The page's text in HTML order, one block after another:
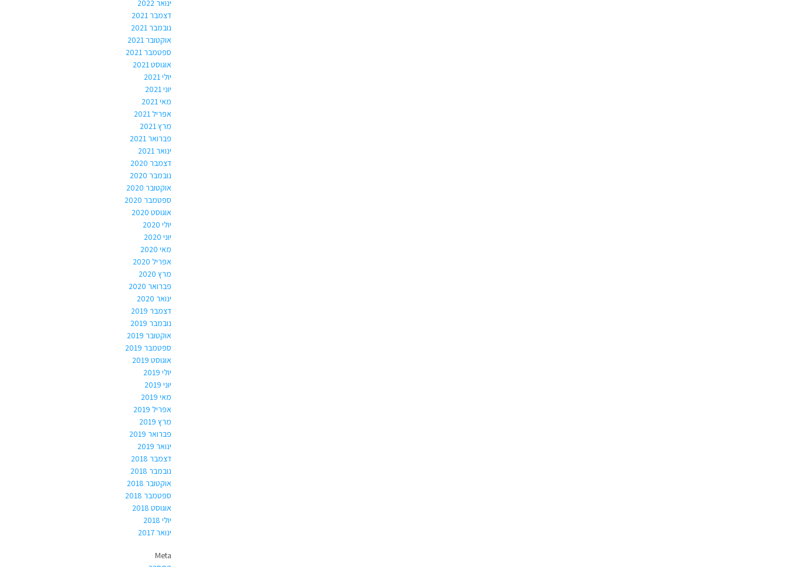
ינואר 2022
דצמבר 2021
נובמבר 2021
אוקטובר 2021
ספטמבר 2021
אוגוסט 2021
יולי 2021
יוני 2021
מאי 2021
אפריל 2021
מרץ 2021
פברואר 2021
ינואר 2021
דצמבר 2020
נובמבר 2020
אוקטובר 2020
ספטמבר 2020
אוגוסט 2020
יולי 2020
יוני 2020
מאי 2020
אפריל 2020
מרץ 2020
פברואר 2020
ינואר 2020
דצמבר 2019
נובמבר 2019
אוקטובר 2019
ספטמבר 2019
אוגוסט 2019
יולי 2019
יוני 2019
מאי 2019
אפריל 2019
מרץ 2019
פברואר 2019
ינואר 2019
דצמבר 2018
נובמבר 2018
אוקטובר 2018
ספטמבר 2018
אוגוסט 2018
יולי 2018
ינואר 2017
Meta